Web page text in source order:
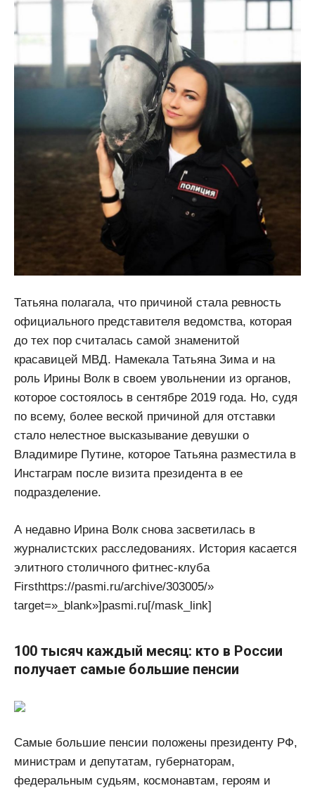
Татьяна полагала, что причиной стала ревность
официального представителя ведомства, которая
до тех пор считалась самой знаменитой
красавицей МВД. Намекала Татьяна Зима и на
роль Ирины Волк в своем увольнении из органов,
которое состоялось в сентябре 2019 года. Но, судя
по всему, более веской причиной для отставки
стало нелестное высказывание девушки о
Владимире Путине, которое Татьяна разместила в
Инстаграм после визита президента в ее
подразделение.
А недавно Ирина Волк снова засветилась в
журналистских расследованиях. История касается
элитного столичного фитнес-клуба
Firsthttps://pasmi.ru/archive/303005/»
target=»_blank»]pasmi.ru[/mask_link]
100 тысяч каждый месяц: кто в России
получает самые большие пенсии
Самые большие пенсии положены президенту РФ,
министрам и депутатам, губернаторам,
федеральным судьям, космонавтам, героям и